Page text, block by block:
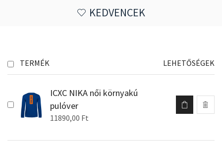
KEDVENCEK
TERMÉK LEHETŐSÉGEK
ICXC NIKA női környakú
pulóver
11890,00 Ft